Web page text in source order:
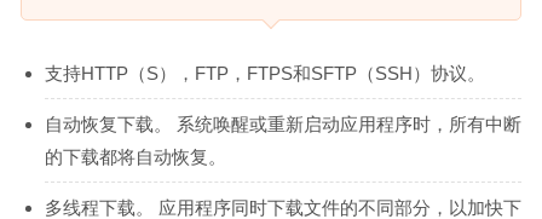
支持HTTP（S），FTP，FTPS和SFTP（SSH）协议。
自动恢复下载。 系统唤醒或重新启动应用程序时，所有中断
的下载都将自动恢复。
多线程下载。 应用程序同时下载文件的不同部分，以加快下